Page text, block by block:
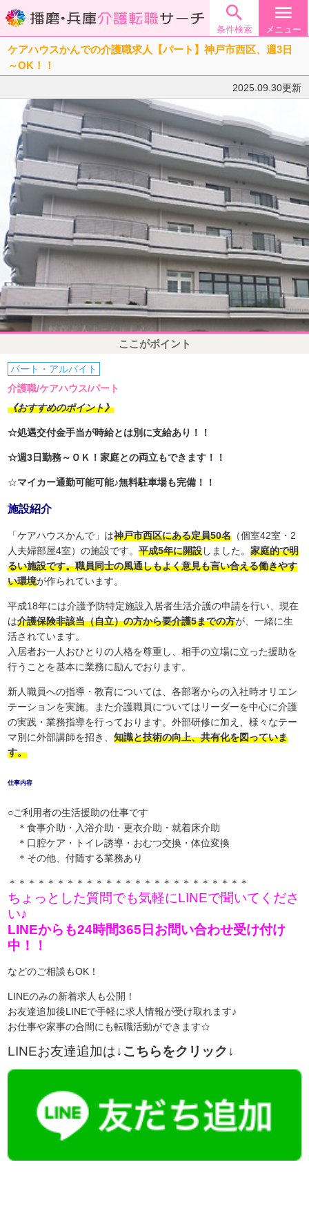

条件検索
menu
メニュー
ケアハウスかんでの介護職求人【パート】神戸市西区、週3日
～OK！！
2025.09.30更新
ここがポイント
パート・アルバイト
介護職/ケアハウス/パート
《おすすめのポイント》
☆処遇交付金手当が時給とは別に支給あり！！
☆週3日勤務～ＯＫ！家庭との両立もできます！！
☆マイカー通勤可能可能♪無料駐車場も完備！！
施設紹介
「ケアハウスかんで」は神戸市西区にある定員50名 （個室42室・2
人夫婦部屋4室）の施設です。平成5年に開設しました。家庭的で明
るい施設です。職員同士の風通しもよく意見も言い合える働きやす
い環境が作られています。
平成18年には介護予防特定施設入居者生活介護の申請を行い、現在
は介護保険非該当（自立）の方から要介護5までの方が、一緒に生
活されています。
入居者お一人おひとりの人格を尊重し、相手の立場に立った援助を
行うことを基本に業務に励んでおります。
新人職員への指導・教育については、各部署からの入社時オリエン
テーションを実施。また介護職員についてはリーダーを中心に介護
の実践・業務指導を行っております。外部研修に加え、様々なテー
マ別に外部講師を招き、知識と技術の向上、共有化を図っていま
す。
仕事内容
○ご利用者の生活援助の仕事です
＊食事介助・入浴介助・更衣介助・就着床介助
＊口腔ケア・トイレ誘導・おむつ交換・体位変換
＊その他、付随する業務あり
＊＊＊＊＊＊＊＊＊＊＊＊＊＊＊＊＊＊＊＊＊＊＊＊＊
ちょっとした質問でも気軽にLINEで聞いてくださ
い♪
LINEからも24時間365日お問い合わせ受け付け
中！！
などのご相談もOK！
LINEのみの新着求人も公開！
お友達追加後LINEで手軽に求人情報が受け取れます♪
お仕事や家事の合間にも転職活動ができます☆
LINEお友達追加は↓こちらをクリック↓